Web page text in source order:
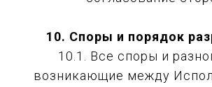
10. Споры и порядок
10.1. Все споры и
возникающие между